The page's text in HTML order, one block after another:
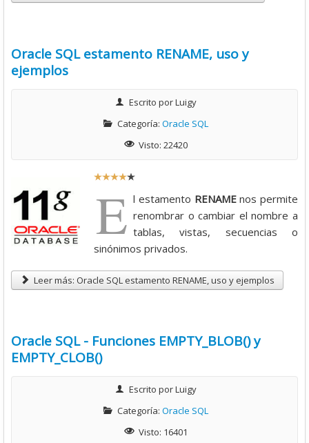
5
Oracle SQL estamento RENAME, uso y
ejemplos
Escrito porLuigy
Categoría:Oracle SQL
Visto: 22420
o
4
5
E l estamento RENAMEnos permite
renombrar o cambiar el nombre a
tablas, vistas, secuencias o
sinónimos privados.
Leer más: Oracle SQL estamento RENAME, uso y ejemplos
Oracle SQL - Funciones EMPTY_BLOB() y
EMPTY_CLOB()
Escrito porLuigy
Categoría:Oracle SQL
Visto: 16401